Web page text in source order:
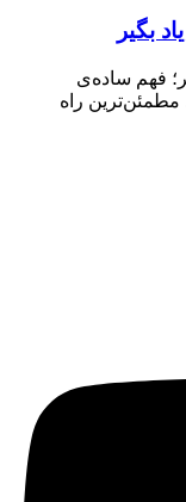
۵ دقیقه یاد بگیر؛ فهم ساده‌ی
راه